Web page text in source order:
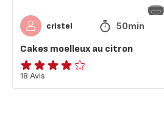
cristel 50min
Cakes moelleux au citron
Avis
4
18 Avis